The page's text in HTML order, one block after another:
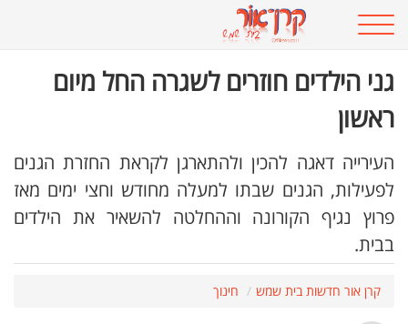
גני הילדים חוזרים לשגרה החל מיום
ראשון
העירייה דאגה להכין ולהתארגן לקראת החזרת הגנים
לפעילות, הגנים שבתו למעלה מחודש וחצי ימים מאז
פרוץ נגיף הקורונה וההחלטה להשאיר את הילדים
בבית.
קרן אור חדשות בית שמש חינוך